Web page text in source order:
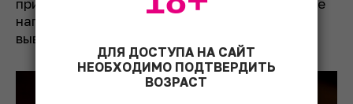
применить для соуса или подливы. Заурядные
напитки меня не огорчают: я просто делаю
вывод и двигаюсь дальше.
ДЛЯ ДОСТУПА НА САЙТ
НЕОБХОДИМО ПОДТВЕРДИТЬ
ВОЗРАСТ